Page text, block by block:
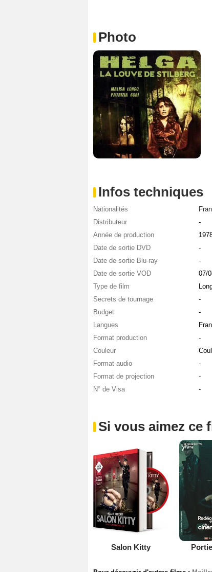
Photo
Infos techniques
Nationalités
Distributeur
-
Année de production
Date de sortie DVD
-
Date de sortie Blu-ray
-
Date de sortie VOD
07/
Type de film
Secrets de tournage
-
Budget
-
Langues
Format production
-
Couleur
Format audio
-
Format de projection
-
N° de Visa
-
Si vous aimez ce
Salon Kitty